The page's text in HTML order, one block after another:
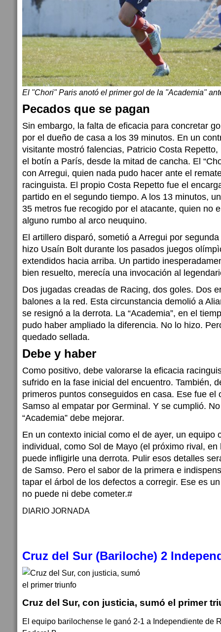
El "Chori" Paris anotó el primer gol de la "Academia"
Pecados que se pagan
Sin embargo, la falta de eficacia para concretar
por el dueño de casa a los 39 minutos. En un
visitante mostró falencias, Patricio Costa
el botín a París, desde la mitad de cancha. El
con Arregui, quien nada pudo hacer ante el
racinguista. El propio Costa Repetto fue el
partido en el segundo tiempo. A los 13 minutos,
35 metros fue recogido por el atacante, quien no
alguno rumbo al arco neuquino.
El artillero disparó, sometió a Arregui por
hizo Usaín Bolt durante los pasados juegos
extendidos hacia arriba. Un partido
bien resuelto, merecía una invocación al
Dos jugadas creadas de Racing, dos goles. Dos
balones a la red. Esta circunstancia demolió a
se resignó a la derrota. La “Academia”, en el
pudo haber ampliado la diferencia. No lo hizo.
quedado sellada.
Debe y haber
Como positivo, debe valorarse la eficacia
sufrido en la fase inicial del encuentro. También,
primeros puntos conseguidos en casa. Ese fue el
Samso al empatar por Germinal. Y se cumplió.
“Academia” debe mejorar.
En un contexto inicial como el de ayer, un equipo
individual, como Sol de Mayo (el próximo rival,
puede infligirle una derrota. Pulir esos detalles
de Samso. Pero el sabor de la primera e
tapar el árbol de los defectos a corregir. Ese es
no puede ni debe cometer.#
DIARIO JORNADA
Cruz del Sur (Bariloche) 2
Cruz del Sur, con justicia, sumó el primer
El equipo barilochense le ganó 2-1 a Independiente de